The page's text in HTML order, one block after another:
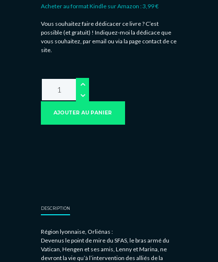
Acheter au format Kindle sur Amazon : 3,99 €
Vous souhaitez faire dédicacer ce livre ? C’est
possible (et gratuit) ! Indiquez-moi la dédicace que
vous souhaitez, par email ou via la page contact de ce
site.
AJOUTER AU PANIER
DESCRIPTION
Région lyonnaise, Orliénas :
Devenus le point de mire du SFAS, le bras armé du
Vatican, Hengen et ses amis, Lenny et Marina, ne
devront la vie qu’à l’intervention des alliés de la